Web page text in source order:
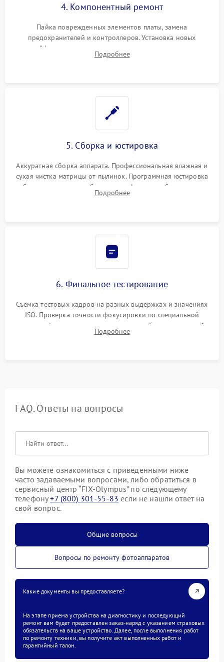
4. Компонентный ремонт
Пайка поврежденных элементов платы, замена
предохранителей и контроллеров. Установка новых
шлейфов, дисплея, механизма затвора или двигателя
автофокуса. Восстановление геометрии тубуса объектива
Подробнее
5. Сборка и юстировка
Аккуратная сборка аппарата. Профессиональная влажная и
сухая чистка матрицы от пылинок. Программная юстировка
рабочего отрезка, калибровка автофокуса, стабилизатора и
экспозамера с помощью сервисного ПО.
Подробнее
6. Финальное тестирование
Съемка тестовых кадров на разных выдержках и значениях
ISO. Проверка точности фокусировки по специальной
мишени. Тест записи на карту памяти, работы встроенной
вспышки, микрофона и всех кнопок управления.
Подробнее
FAQ. Ответы на вопросы
Вы можете ознакомиться с приведенными ниже
часто задаваемыми вопросами, либо обратиться в
сервисный центр “FIX-Olympus” по следующему
телефону+7 (800) 301-55-83 если не нашли ответ на
свой вопрос.
Общие вопросы
Вопросы по ремонту фотоаппаратов
Какие документы вы предоставляете?
На этапе приема устройства на диагностику и последующий
ремонт вам будет предоставлен заказ-наряд с указанием страховых
обязательств на ваше устройство. Далее, после выполнения работ
по ремонту техники, вы получите акт выполненных работ и
гарантийный талон.